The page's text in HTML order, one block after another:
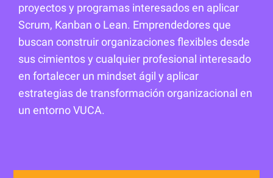
proyectos y programas interesados en aplicar
Scrum, Kanban o Lean. Emprendedores que
buscan construir organizaciones flexibles desde
sus cimientos y cualquier profesional interesado
en fortalecer un mindset ágil y aplicar
estrategias de transformación organizacional en
un entorno VUCA.